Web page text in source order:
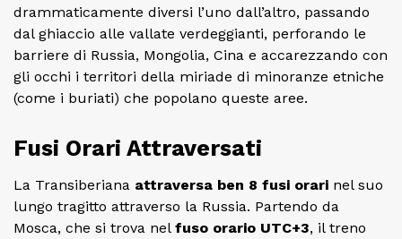
drammaticamente diversi l’uno dall’altro, passando
dal ghiaccio alle vallate verdeggianti, perforando le
barriere di Russia, Mongolia, Cina e accarezzando con
gli occhi i territori della miriade di minoranze etniche
(come i buriati) che popolano queste aree.
Fusi Orari Attraversati
La Transiberiana attraversa ben 8 fusi orari nel suo
lungo tragitto attraverso la Russia. Partendo da
Mosca, che si trova nel fuso orario UTC+3, il treno